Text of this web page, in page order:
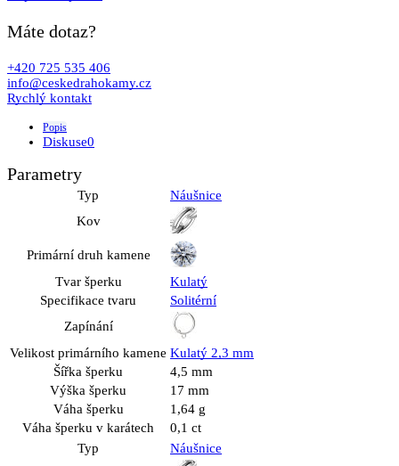
Máte dotaz?
+420 725 535 406
info@ceskedrahokamy.cz
Rychlý kontakt
Popis
Diskuse0
Parametry
Typ
Náušnice
Kov
Primární druh kamene
Tvar šperku
Kulatý
Specifikace tvaru
Solitérní
Zapínání
Velikost primárního kamene Kulatý 2,3 mm
Šířka šperku
4,5 mm
Výška šperku
17 mm
Váha šperku
1,64 g
Váha šperku v karátech
0,1 ct
Typ
Náušnice